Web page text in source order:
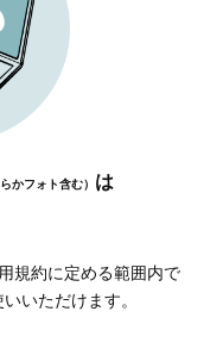
らかフォト含む） は
規約に定める範囲内で
いただけます。